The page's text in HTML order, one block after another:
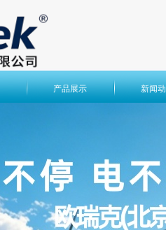
产品展示 新闻